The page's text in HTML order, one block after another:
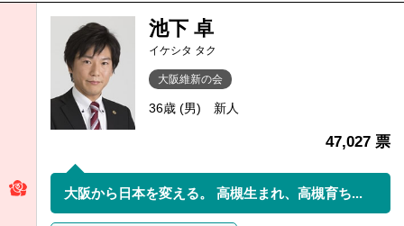
池下 卓
イケシタ タク
大阪維新の会
36歳 (男) 新人
47,027 票
大阪から日本を変える。 高槻生まれ、高槻育ち...